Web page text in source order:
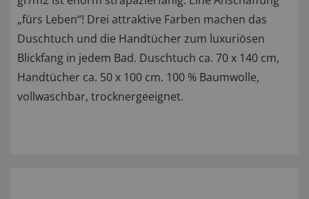
„fürs Leben“! Drei attraktive Farben machen das
Duschtuch und die Handtücher zum luxuriösen
Blickfang in jedem Bad. Duschtuch ca. 70 x 140 cm,
Handtücher ca. 50 x 100 cm. 100 % Baumwolle,
vollwaschbar, trocknergeeignet.